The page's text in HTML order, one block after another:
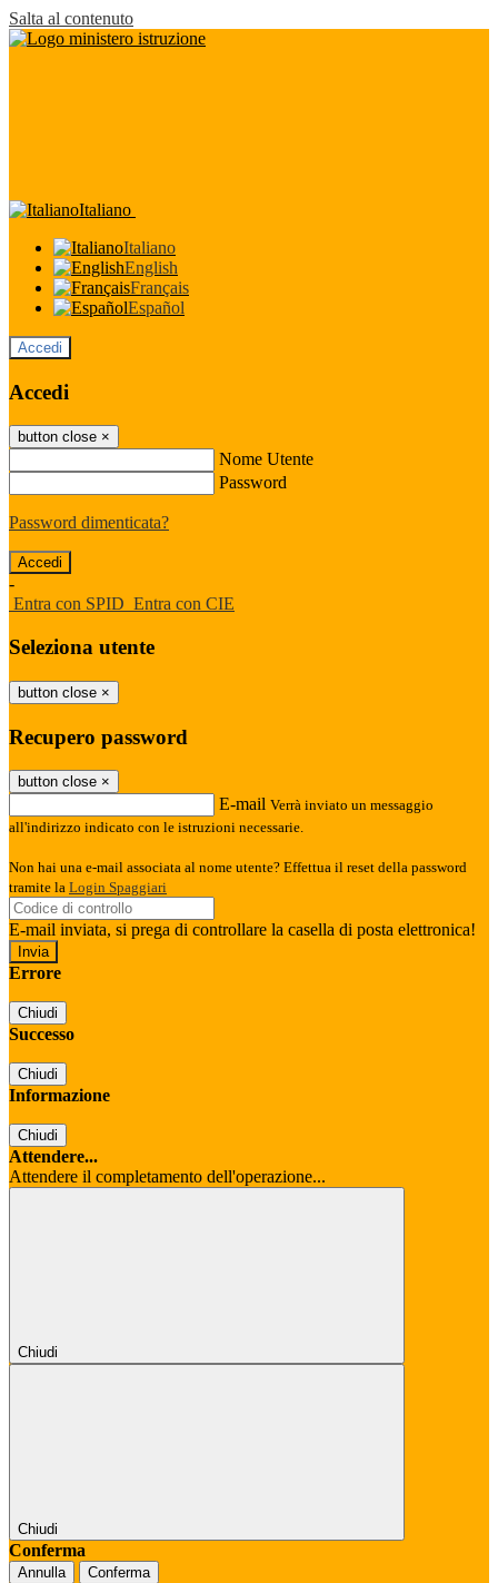
Salta al contenuto
Italiano
Italiano
English
Français
Español
Accedi
Accedi
button close ×
Nome Utente
Password
Password dimenticata?
-
Entra con SPID Entra con CIE
Seleziona utente
button close ×
Recupero password
button close ×
E-mail Verrà inviato un messaggio
all'indirizzo indicato con le istruzioni necessarie.
Non hai una e-mail associata al nome utente? Effettua il reset della password
tramite la Login Spaggiari
E-mail inviata, si prega di controllare la casella di posta elettronica!
Errore
Chiudi
Successo
Chiudi
Informazione
Chiudi
Attendere...
Attendere il completamento dell'operazione...
Chiudi
Chiudi
Conferma
Annulla Conferma